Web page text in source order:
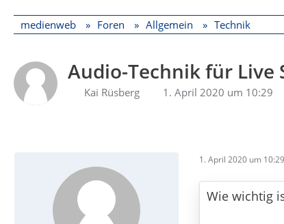
medienweb Foren Allgemein Technik
Audio-Technik für
Kai Rüsberg 1. April 2020 um 10:29
1. April 2020 um 10:29
Wie wichtig